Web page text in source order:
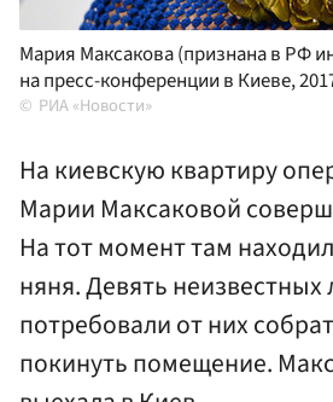
Мария Максакова (признана в РФ
на пресс-конференции в Киеве,
РИА «Новости»
На киевскую квартиру
Марии Максаковой
На тот момент там
няня. Девять
потребовали от них
покинуть помещение.